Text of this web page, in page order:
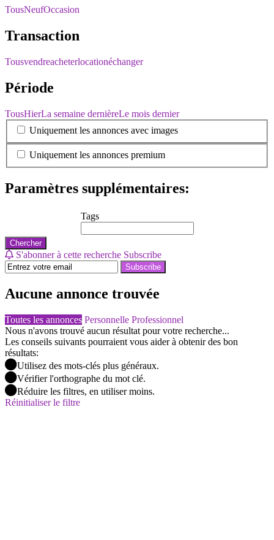
TousNeufOccasion
Transaction
Tousvendreacheterlocationéchanger
Période
TousHierLa semaine dernièreLe mois dernier
Uniquement les annonces avec images
Uniquement les annonces premium
Paramètres supplémentaires:
Tags
Chercher
S'abonner à cette recherche Subscribe
Subscribe
Aucune annonce trouvée
Toutes les annonces Personnelle Professionnel
Nous n'avons trouvé aucun résultat pour votre recherche...
Les conseils suivants pourraient vous aider à obtenir des bon
résultats:
Utilisez des mots-clés plus généraux.
Vérifier l'orthographe du mot clé.
Réduire les filtres, en utiliser moins.
Réinitialiser le filtre